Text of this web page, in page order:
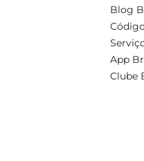
Blog
App
Clube